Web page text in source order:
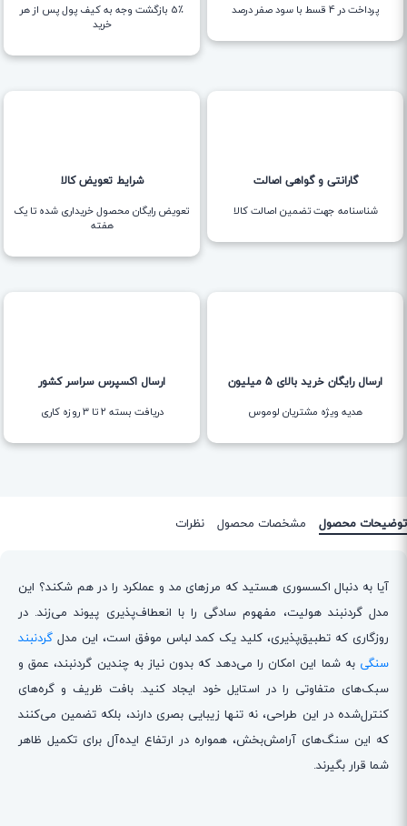
پرداخت در 4 قسط با سود صفر درصد
5٪ بازگشت وجه به کیف پول پس از هر
خرید
گارانتی و گواهی اصالت
شناسنامه جهت تضمین اصالت کالا
شرایط تعویض کالا
تعویض رایگان محصول خریداری شده تا یک
هفته
ارسال رایگان خرید بالای 5 میلیون
هدیه ویژه مشتریان لوموس
ارسال اکسپرس سراسر کشور
دریافت بسته ۲ تا ۳ روزه کاری
توضیحات محصول مشخصات محصول نظرات
آیا به دنبال اکسسوری هستید که مرزهای مد و عملکرد را در هم شکند؟ این
مدل گردنبند هولیت، مفهوم سادگی را با انعطاف‌پذیری پیوند می‌زند. در
روزگاری که تطبیق‌پذیری، کلید یک کمد لباس موفق است، این مدل گردنبند
سنگی به شما این امکان را می‌دهد که بدون نیاز به چندین گردنبند، عمق و
سبک‌های متفاوتی را در استایل خود ایجاد کنید. بافت ظریف و گره‌های
کنترل‌شده در این طراحی، نه تنها زیبایی بصری دارند، بلکه تضمین می‌کنند
که این سنگ‌های آرامش‌بخش، همواره در ارتفاع ایده‌آل برای تکمیل ظاهر
شما قرار بگیرند.